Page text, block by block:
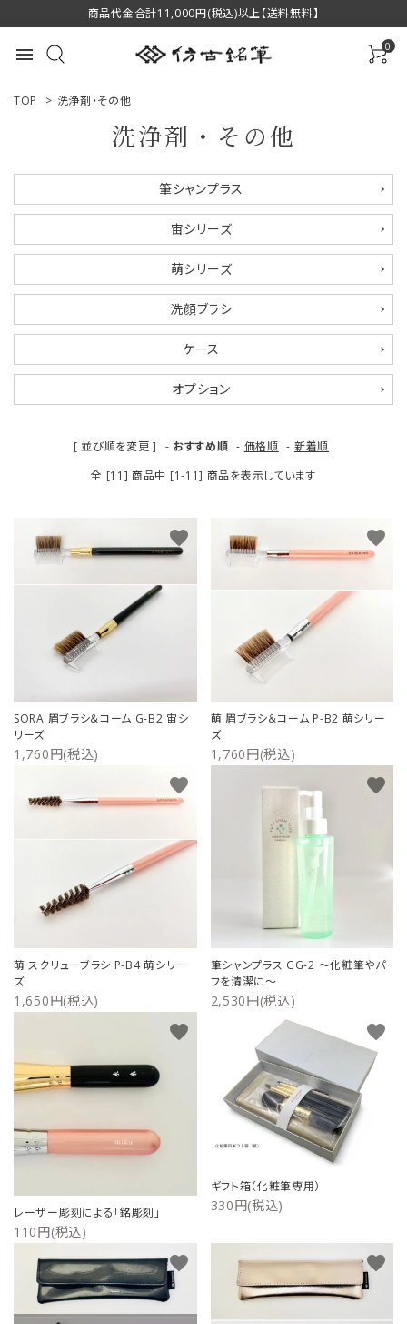
商品代金合計11,000円(税込)以上【送料無料】
menu 0
ACCOUNT MENU
ログイン 新規会員登録
商品一覧
プライバシーポリシー
TOP > 洗浄剤・その他
洗浄剤・その他
筆シャンプラス
宙シリーズ
萌シリーズ
洗顔ブラシ
ケース
オプション
[ 並び順を変更 ] - おすすめ順 - 価格順 - 新着順
全 [11] 商品中 [1-11] 商品を表示しています
SORA 眉ブラシ＆コーム G-B2 宙シ
リーズ
1,760円(税込)
favorite
萌 眉ブラシ＆コーム P-B2 萌シリー
ズ
1,760円(税込)
favorite
萌 スクリューブラシ P-B4 萌シリー
ズ
1,650円(税込)
favorite
筆シャンプラス GG-2 ～化粧筆やパ
フを清潔に～
2,530円(税込)
favorite
レーザー彫刻による「銘彫刻」
110円(税込)
favorite
ギフト箱（化粧筆専用）
330円(税込)
favorite
favorite favorite